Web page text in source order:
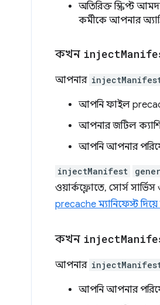
অতিরিক্ত স্ক্রিপ্ট
কর্মীকে আপনার
কখন inject
আপনার
আপনি ফাইল
আপনার জটিল ক্যাশিং
আপনি আপনার
injectManifest
ওয়ার্কফ্লোতে, সোর্স
precache ম্যানিফেস্ট দিয়ে
কখন inject
আপনার
আপনি আপনার